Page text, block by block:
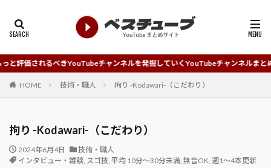
きYouTubeチャンネルを発掘していくYouTubeチャンネルまとめサイトです。
HOME 技術・職人 拘り -Kodawari-（こだわり）
拘り -Kodawari-（こだわり）
2024年6月4日
技術・職人
インタビュー・雑談, スゴ技, 平均 10分～30分未満, 無音OK, 週1～4本更新